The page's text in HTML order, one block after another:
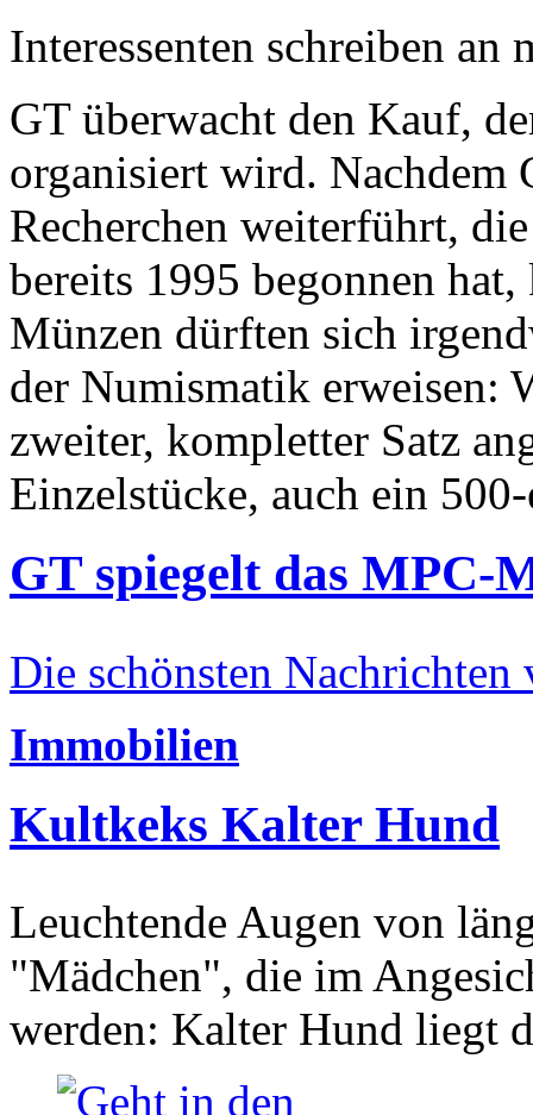
Interessenten schreiben
GT überwacht den Kauf,
organisiert wird. Nachdem
Recherchen weiterführt,
bereits 1995 begonnen
Münzen dürften sich
der Numismatik erweisen:
zweiter, kompletter Satz
Einzelstücke, auch ein
GT spiegelt das MPC-
Die schönsten Nachrichten
Immobilien
Kultkeks Kalter Hund
Leuchtende Augen von
"Mädchen", die im
werden: Kalter Hund liegt